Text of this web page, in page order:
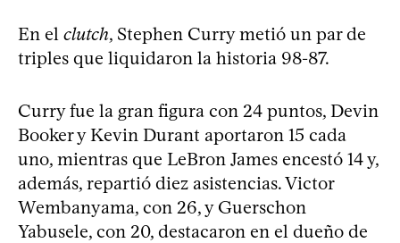
En el clutch, Stephen Curry metió un par de
triples que liquidaron la historia 98-87.
Curry fue la gran figura con 24 puntos, Devin
Booker y Kevin Durant aportaron 15 cada
uno, mientras que LeBron James encestó 14 y,
además, repartió diez asistencias. Victor
Wembanyama, con 26, y Guerschon
Yabusele, con 20, destacaron en el dueño de